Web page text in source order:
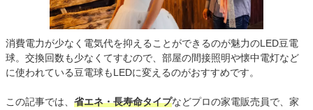
消費電力が少なく電気代を抑えることができるのが魅力のLED豆電
球。交換回数も少なくてすむので、部屋の間接照明や懐中電灯など
に使われている豆電球もLEDに変えるのがおすすめです。
この記事では、 省エネ・長寿命タイプなどプロの家電販売員で、家